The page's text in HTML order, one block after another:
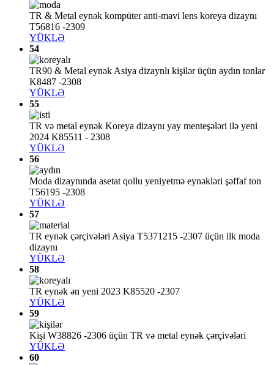
TR & Metal eynək kompüter anti-mavi lens koreya dizaynı
T56816 -2309
YÜKLƏ
54
TR90 & Metal eynək Asiya dizaynlı kişilər üçün aydın tonlar
K8487 -2308
YÜKLƏ
55
TR və metal eynək Koreya dizaynı yay menteşələri ilə yeni
2024 K85511 - 2308
YÜKLƏ
56
Moda dizaynında asetat qollu yeniyetmə eynəkləri şəffaf ton
T56195 -2308
YÜKLƏ
57
TR eynək çərçivələri Asiya T5371215 -2307 üçün ilk moda
dizaynı
YÜKLƏ
58
TR eynək ən yeni 2023 K85520 -2307
YÜKLƏ
59
Kişi W38826 -2306 üçün TR və metal eynək çərçivələri
YÜKLƏ
60